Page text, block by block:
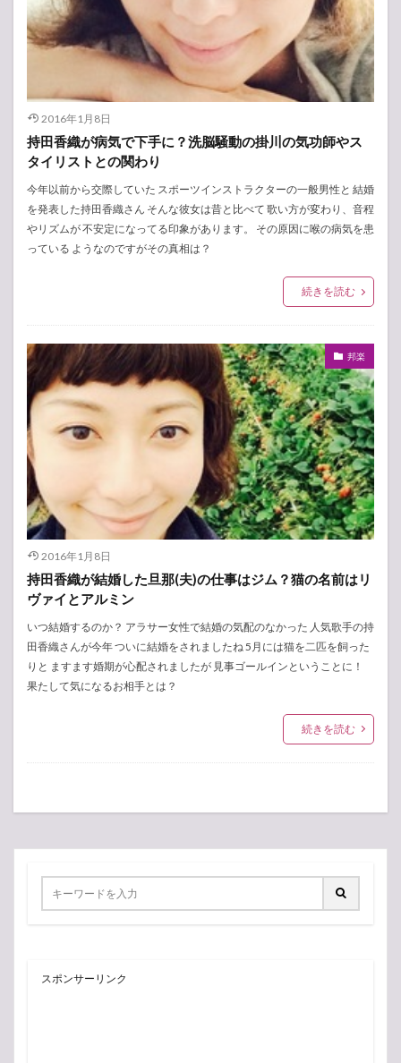
2016年1月8日
持田香織が病気で下手に？洗脳騒動の掛川の気功師やス
タイリストとの関わり
今年以前から交際していた スポーツインストラクターの一般男性と 結婚
を発表した持田香織さん そんな彼女は昔と比べて 歌い方が変わり、音程
やリズムが 不安定になってる印象があります。 その原因に喉の病気を患
っている ようなのですがその真相は？
続きを読む
邦楽
2016年1月8日
持田香織が結婚した旦那(夫)の仕事はジム？猫の名前はリ
ヴァイとアルミン
いつ結婚するのか？ アラサー女性で結婚の気配のなかった 人気歌手の持
田香織さんが今年 ついに結婚をされましたね 5月には猫を二匹を飼った
りと ますます婚期が心配されましたが 見事ゴールインということに！
果たして気になるお相手とは？
続きを読む
スポンサーリンク